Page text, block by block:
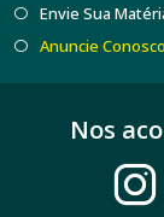
Envie Sua
Anuncie Conosco
Nos